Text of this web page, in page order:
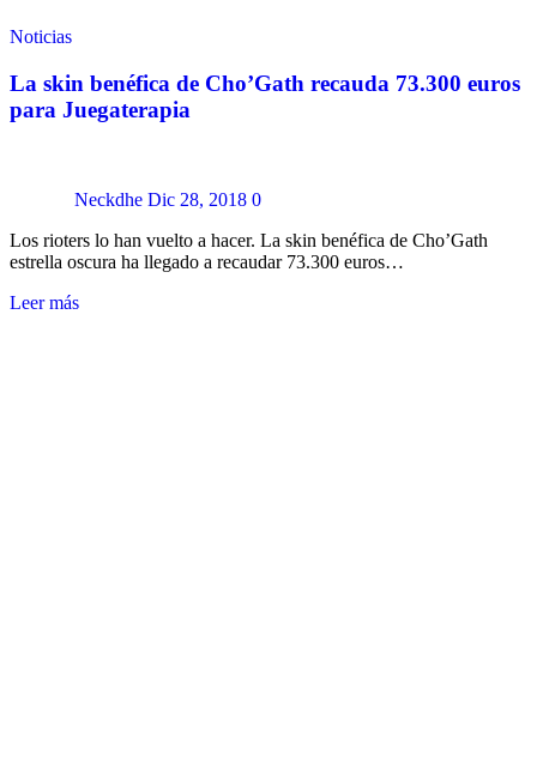
Noticias
La skin benéfica de Cho’Gath recauda 73.300 euros
para Juegaterapia
Neckdhe Dic 28, 2018 0
Los rioters lo han vuelto a hacer. La skin benéfica de Cho’Gath
estrella oscura ha llegado a recaudar 73.300 euros…
Leer más